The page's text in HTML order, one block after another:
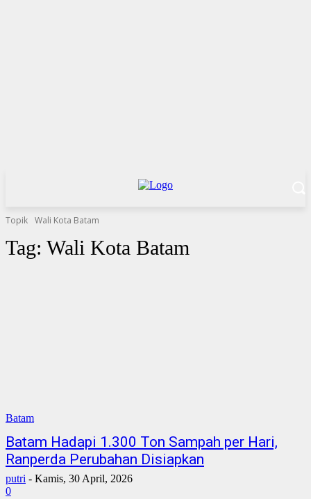
Topik Wali Kota Batam
Tag: Wali Kota Batam
Batam
Batam Hadapi 1.300 Ton Sampah per Hari,
Ranperda Perubahan Disiapkan
putri - Kamis, 30 April, 2026
0